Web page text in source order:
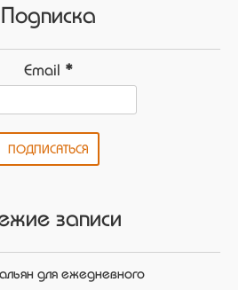
Подписка
Email *
записи
для ежедневного